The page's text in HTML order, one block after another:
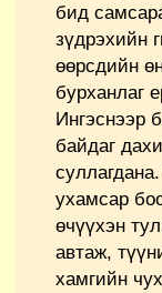
бид
зүдрэхийн
өөрсдийн
бурханлаг
Ингэснээр
байдаг
ухамсар
өчүүхэн
автаж,
хамгийн